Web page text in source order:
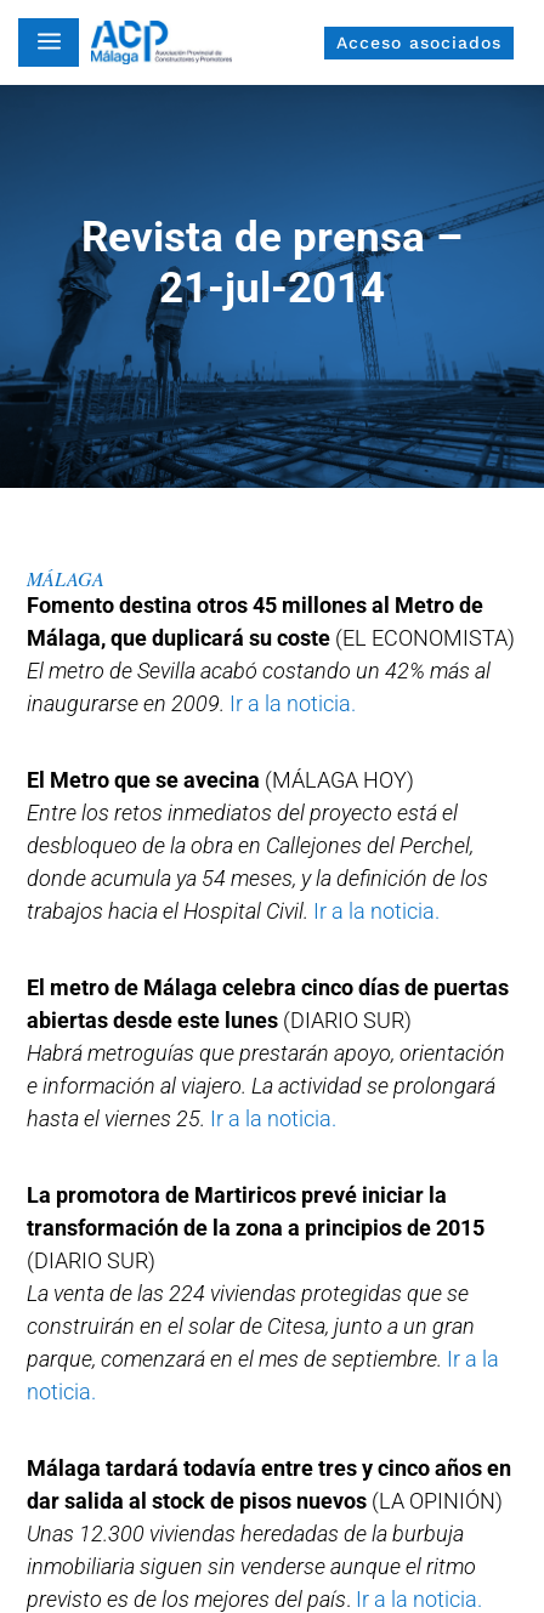
a Acceso asociados
Revista de prensa –
21-jul-2014
MÁLAGA
Fomento destina otros 45 millones al Metro de
Málaga, que duplicará su coste (EL ECONOMISTA)
El metro de Sevilla acabó costando un 42% más al
inaugurarse en 2009. Ir a la noticia.
El Metro que se avecina (MÁLAGA HOY)
Entre los retos inmediatos del proyecto está el
desbloqueo de la obra en Callejones del Perchel,
donde acumula ya 54 meses, y la definición de los
trabajos hacia el Hospital Civil. Ir a la noticia.
El metro de Málaga celebra cinco días de puertas
abiertas desde este lunes (DIARIO SUR)
Habrá metroguías que prestarán apoyo, orientación
e información al viajero. La actividad se prolongará
hasta el viernes 25. Ir a la noticia.
La promotora de Martiricos prevé iniciar la
transformación de la zona a principios de 2015
(DIARIO SUR)
La venta de las 224 viviendas protegidas que se
construirán en el solar de Citesa, junto a un gran
parque, comenzará en el mes de septiembre. Ir a la
noticia.
Málaga tardará todavía entre tres y cinco años en
dar salida al stock de pisos nuevos (LA OPINIÓN)
Unas 12.300 viviendas heredadas de la burbuja
inmobiliaria siguen sin venderse aunque el ritmo
previsto es de los mejores del país. Ir a la noticia.